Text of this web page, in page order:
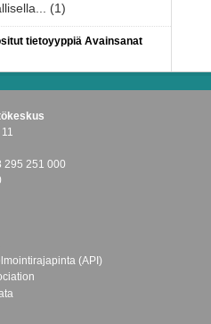
(1)
tietoyyppiä Avainsanat
295 251 000
(API)